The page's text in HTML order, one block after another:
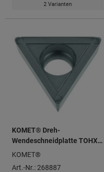
2 Varianten
KOMET® Dreh-
Wendeschneidplatte TOHX
090204, neutral
KOMET®
Art.-Nr.: 268887